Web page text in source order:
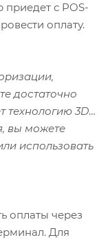
приедет с POS-
оплату.
достаточно
технологию 3D-
вы можете
использовать
оплаты через
Для